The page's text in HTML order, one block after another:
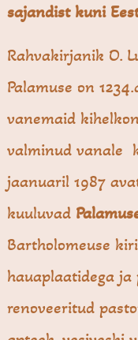
sajandist kuni
Rahvakirjanik O.
Palamuse on
vanemaid
valminud vanale
jaanuaril 1987
kuuluvad
Bartholomeuse
hauaplaatidega ja
renoveeritud